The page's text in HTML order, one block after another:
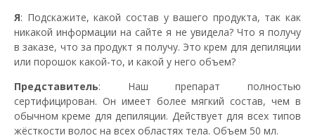
Я: Подскажите, какой состав у вашего продукта, так как
никакой информации на сайте я не увидела? Что я получу
в заказе, что за продукт я получу. Это крем для депиляции
или порошок какой-то, и какой у него объем?
Представитель: Наш препарат полностью
сертифицирован. Он имеет более мягкий состав, чем в
обычном креме для депиляции. Действует для всех типов
жёсткости волос на всех областях тела. Объем 50 мл.